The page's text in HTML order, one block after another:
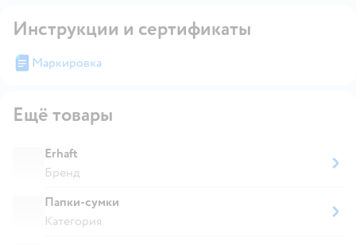
Инструкции и сертификаты
Маркировка
Ещё товары
Erhaft
Бренд
Папки-сумки
Категория